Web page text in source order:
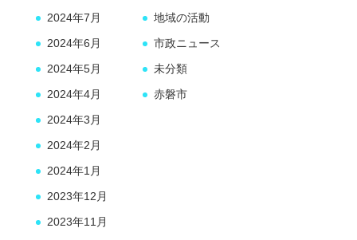
2024年7月
2024年6月
2024年5月
2024年4月
2024年3月
2024年2月
2024年1月
2023年12月
2023年11月
地域の活動
市政ニュース
未分類
赤磐市